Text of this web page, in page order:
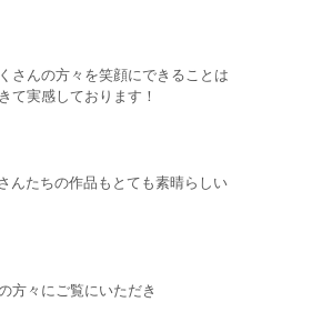
さんの方々を笑顔にできることは
て実感しております！
んたちの作品もとても素晴らしい
方々にご覧にいただき